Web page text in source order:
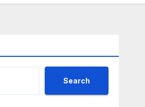
Search